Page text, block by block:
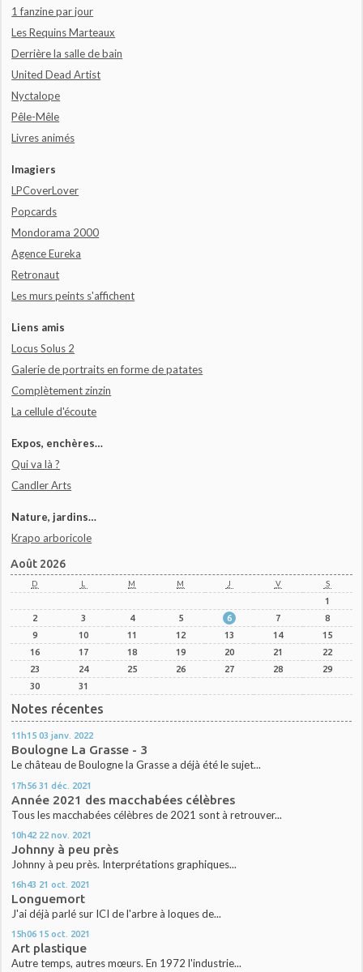
1 fanzine par jour
Les Requins Marteaux
Derrière la salle de bain
United Dead Artist
Nyctalope
Pêle-Mêle
Livres animés
Imagiers
LPCoverLover
Popcards
Mondorama 2000
Agence Eureka
Retronaut
Les murs peints s'affichent
Liens amis
Locus Solus 2
Galerie de portraits en forme de patates
Complètement zinzin
La cellule d'écoute
Expos, enchères…
Qui va là ?
Candler Arts
Nature, jardins…
Krapo arboricole
Août 2026
D L M M J V S
1
2
3 4 5 6 7
8
9
10 11 12 13 14
15
16
17 18 19 20 21
22
23
24 25 26 27 28
29
30
31
Notes récentes
11h15 03 janv. 2022
Boulogne La Grasse - 3
Le château de Boulogne la Grasse a déjà été le sujet...
17h56 31 déc. 2021
Année 2021 des macchabées célèbres
Tous les macchabées célèbres de 2021 sont à retrouver...
10h42 22 nov. 2021
Johnny à peu près
Johnny à peu près. Interprétations graphiques...
16h43 21 oct. 2021
Longuemort
J'ai déjà parlé sur ICI de l'arbre à loques de...
15h06 15 oct. 2021
Art plastique
Autre temps, autres mœurs. En 1972 l'industrie...